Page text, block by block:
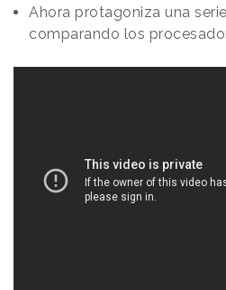
Ahora protagoniza una
comparando los